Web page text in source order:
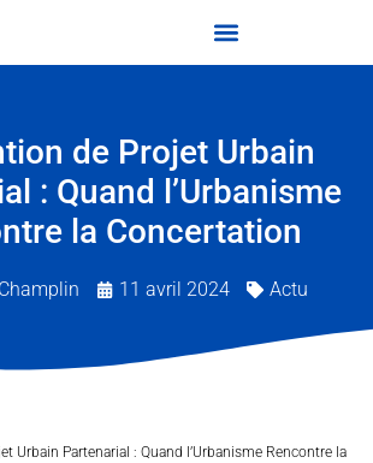
de Projet Urbain
: Quand l’Urbanisme
la Concertation
11 avril 2024 Actu
Urbain Partenarial : Quand l’Urbanisme Rencontre la